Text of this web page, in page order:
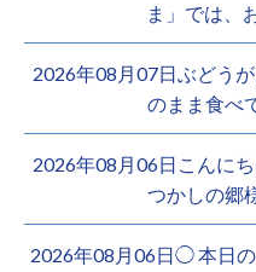
ま」では、
2026年08月07日ぶどう
のまま食べ
2026年08月06日こんに
つかしの郷
2026年08月06日◯ 本日